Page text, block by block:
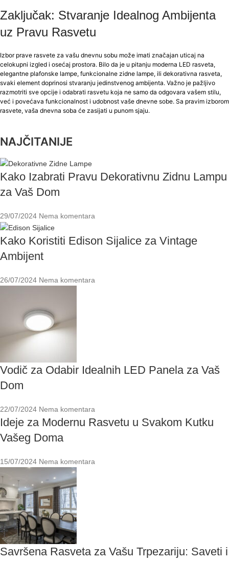
Zaključak: Stvaranje Idealnog Ambijenta
uz Pravu Rasvetu
Izbor prave rasvete za vašu dnevnu sobu može imati značajan uticaj na
celokupni izgled i osećaj prostora. Bilo da je u pitanju moderna LED rasveta,
elegantne plafonske lampe, funkcionalne zidne lampe, ili dekorativna rasveta,
svaki element doprinosi stvaranju jedinstvenog ambijenta. Važno je pažljivo
razmotriti sve opcije i odabrati rasvetu koja ne samo da odgovara vašem stilu,
već i povećava funkcionalnost i udobnost vaše dnevne sobe. Sa pravim izborom
rasvete, vaša dnevna soba će zasijati u punom sjaju.
NAJČITANIJE
Kako Izabrati Pravu Dekorativnu Zidnu Lampu
za Vaš Dom
29/07/2024 Nema komentara
Kako Koristiti Edison Sijalice za Vintage
Ambijent
26/07/2024 Nema komentara
Vodič za Odabir Idealnih LED Panela za Vaš
Dom
22/07/2024 Nema komentara
Ideje za Modernu Rasvetu u Svakom Kutku
Vašeg Doma
15/07/2024 Nema komentara
Savršena Rasveta za Vašu Trpezariju: Saveti i